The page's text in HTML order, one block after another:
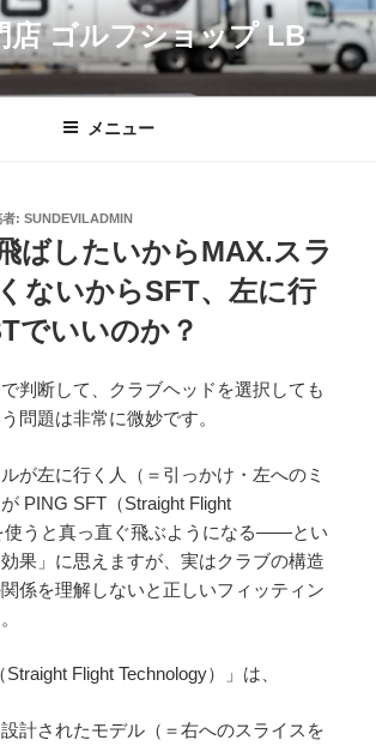
店 ゴルフショップ LB
メニュー
者: SUNDEVILADMIN
ばしたいからMAX.スラ
ないからSFT、左に行
でいいのか？
判断して、クラブヘッドを選択しても
問題は非常に微妙です。
が左に行く人（＝引っかけ・左へのミ
PING SFT（Straight Flight
使うと真っ直ぐ飛ぶようになる――とい
果」に思えますが、実はクラブの構造
係を理解しないと正しいフィッティン
Flight Technology）」は、
計されたモデル（＝右へのスライスを